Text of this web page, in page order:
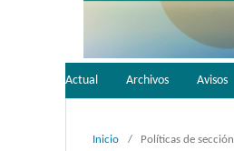
Actual Archivos Avisos
Inicio / Políticas de sección